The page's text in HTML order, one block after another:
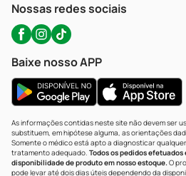
Nossas redes sociais
Baixe nosso APP
As informações contidas neste site não devem ser
substituem, em hipótese alguma, as orientações
Somente o médico está apto a diagnosticar
tratamento adequado. Todos os pedidos
disponibilidade de produto em nosso estoque.O
pode levar até dois dias úteis dependendo da